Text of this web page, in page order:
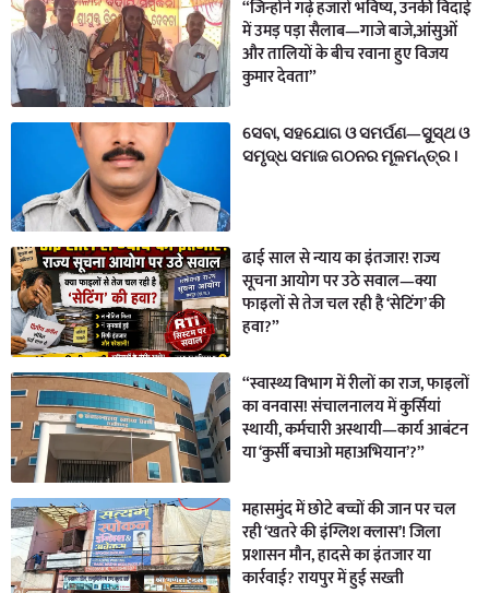
“जिन्होंने गढ़े हजारों भविष्य, उनकी विदाई
में उमड़ पड़ा सैलाब—गाजे बाजे,आंसुओं
और तालियों के बीच रवाना हुए विजय
कुमार देवता”
ସେବା, ସହଯୋଗ ଓ ସମର୍ପଣ—ସୁସ୍ଥ ଓ
ସମୃଦ୍ଧ ସମାଜ ଗଠନର ମୂଳମନ୍ତ୍ର ।
ढाई साल से न्याय का इंतजार! राज्य
सूचना आयोग पर उठे सवाल—क्या
फाइलों से तेज चल रही है ‘सेटिंग’ की
हवा?”
“स्वास्थ्य विभाग में रीलों का राज, फाइलों
का वनवास! संचालनालय में कुर्सियां
स्थायी, कर्मचारी अस्थायी—कार्य आबंटन
या ‘कुर्सी बचाओ महाअभियान’?”
महासमुंद में छोटे बच्चों की जान पर चल
रही ‘खतरे की इंग्लिश क्लास’! जिला
प्रशासन मौन, हादसे का इंतजार या
कार्रवाई? रायपुर में हुई सख्ती